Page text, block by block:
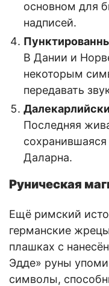
основном для
надписей.
В Дании и
некоторым
передавать
Последняя
Даларна.
Руническая
Ещё римский
германские
плашках с
Эдде» руны
символы,